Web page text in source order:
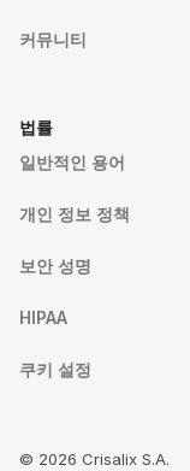
커뮤니티
법률
일반적인 용어
개인 정보 정책
보안 성명
HIPAA
쿠키 설정
© 2026 Crisalix S.A.